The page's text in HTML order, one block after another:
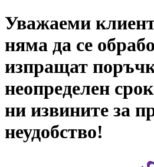
Уважаеми
няма да се
изпращат
неопределен
ни извините за
неудобство!